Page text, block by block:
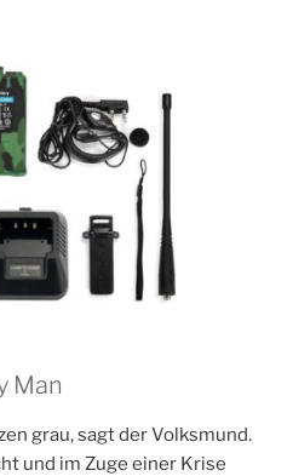
Man
grau, sagt der Volksmund.
und im Zuge einer Krise